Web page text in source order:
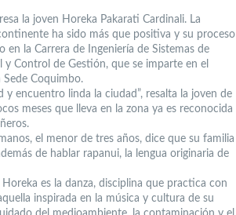
la joven Horeka Pakarati Cardinali. La
ha sido más que positiva y su proceso
en la Carrera de Ingeniería de Sistemas de
y Control de Gestión, que se imparte en el
Sede Coquimbo.
y encuentro linda la ciudad”, resalta la joven de
meses que lleva en la zona ya es reconocida
el menor de tres años, dice que su familia
de hablar rapanui, la lengua originaria de
es la danza, disciplina que practica con
inspirada en la música y cultura de su